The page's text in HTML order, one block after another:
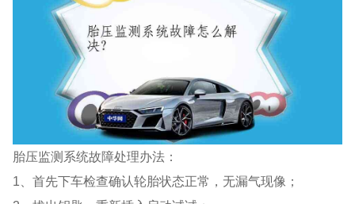
胎压监测系统故障处理办法：
1、首先下车检查确认轮胎状态正常，无漏气现像；